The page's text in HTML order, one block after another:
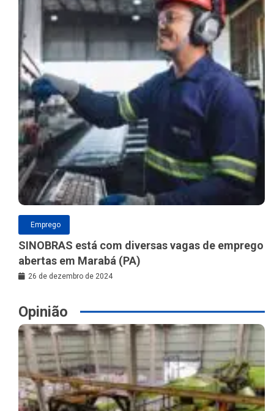
Emprego
SINOBRAS está com diversas vagas de emprego
abertas em Marabá (PA)
26 de dezembro de 2024
Opinião